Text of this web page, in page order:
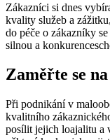
Zákazníci si dnes
kvality služeb a
do péče o zákazníky
silnou a
Zaměřte se
Při podnikání v
kvalitního
posílit jejich loajalitu a